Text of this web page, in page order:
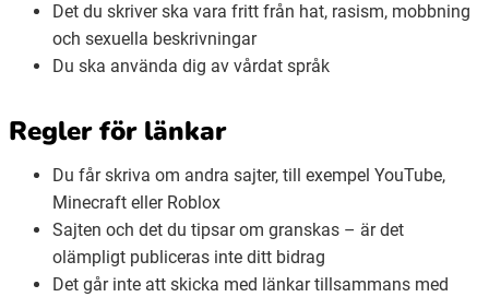
Det du skriver ska vara fritt från hat, rasism, mobbning
och sexuella beskrivningar
Du ska använda dig av vårdat språk
Regler för länkar
Du får skriva om andra sajter, till exempel YouTube,
Minecraft eller Roblox
Sajten och det du tipsar om granskas – är det
olämpligt publiceras inte ditt bidrag
Det går inte att skicka med länkar tillsammans med